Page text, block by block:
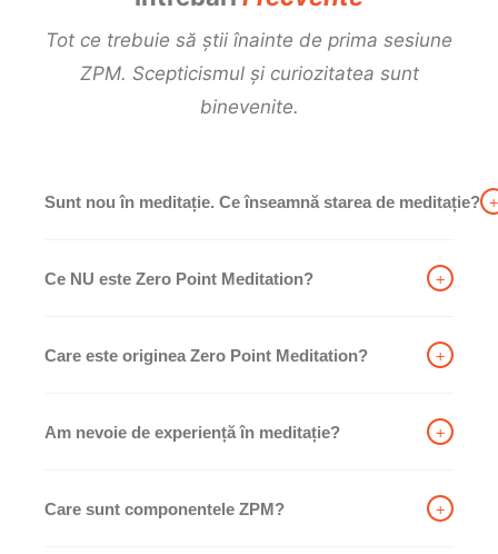
Tot ce trebuie să știi înainte de prima sesiune
ZPM. Scepticismul și curiozitatea sunt
binevenite.
Sunt nou în meditație. Ce înseamnă starea de meditație? +
Ce NU este Zero Point Meditation? +
Care este originea Zero Point Meditation? +
Am nevoie de experiență în meditație? +
Care sunt componentele ZPM? +